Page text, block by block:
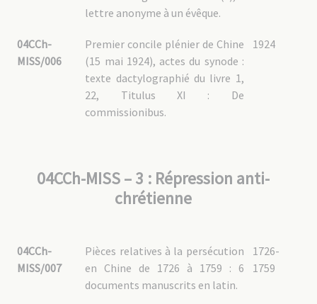
04CCh-YU – 1.2 : [3068] Mgr De Jonghe D’Ardoye, Georges (1887-1961)
04CCh-YU – 2 : Administration
04CCh-YU – 3 : Vie de la mission
04CCh-YU – 4 : Biens de mission
04CCh-YU – 5 : Clergé chinois
04CCh-YU – 6 : Relations avec les autres congrégations
04CCh-GUO : Guangdong 广东
04CCh-GUO – 1 : Canton 广州
04CCh-GUO – 1.1 : Fonds personnel de [1655] Mgr Budes de Guébriant, vicaire
04CCh-GUO – 1.5 : Clergé chinois
04CCh-GUO – 1.6 : Relations avec Rome
04CCh-GUO – 1.7 : Documentation
04CCh-GUO – 2 : Beihai 北海 / Pakhoi
lettre anonyme à un évêque.
04CCh-
MISS/006
1924
Premier concile plénier de Chine
(15 mai 1924), actes du synode :
texte dactylographié du livre 1,
22, Titulus XI : De
commissionibus.
04CCh-MISS – 3 : Répression anti-
chrétienne
04CCh-
MISS/007
1726-
1759
Pièces relatives à la persécution
en Chine de 1726 à 1759 : 6
documents manuscrits en latin.